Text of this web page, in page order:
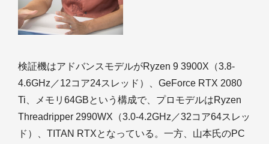
検証機はアドバンスモデルがRyzen 9 3900X（3.8-
4.6GHz／12コア24スレッド）、GeForce RTX 2080
Ti、メモリ64GBという構成で、プロモデルはRyzen
Threadripper 2990WX（3.0-4.2GHz／32コア64スレッ
ド）、TITAN RTXとなっている。一方、山本氏のPC